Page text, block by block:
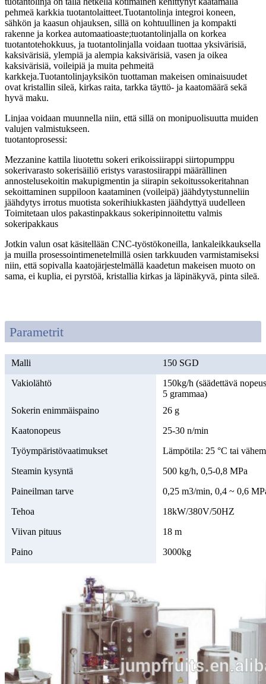
pehmeä karkkia tuotantolaitteet.Tuotantolinja integroi koneen,
sähkön ja kaasun ohjauksen, sillä on kohtuullinen ja kompakti
rakenne ja korkea automaatioaste;tuotantolinjalla on korkea
tuotantotehokkuus, ja tuotantolinjalla voidaan tuottaa yksivärisiä,
kaksivärisiä, ylempiä ja alempia kaksivärisiä, vasen ja oikea
kaksivärisiä, voileipiä ja muita pehmeitä
karkkeja.Tuotantolinjayksikön tuottaman makeisen ominaisuudet
ovat kristallin sileä, kirkas raita, tarkka täyttö- ja kaatomäärä sekä
hyvä maku.
Linjaa voidaan muunnella niin, että sillä on monipuolisuutta muiden
valujen valmistukseen.
tuotantoprosessi:
Mezzanine kattila liuotettu sokeri erikoissiirappi siirtopumppu
sokerivarasto sokerisäiliö eristys varastosiirappi määrällinen
annostelusekoitin makupigmentin ja siirapin sekoitussokeritahnan
sekoittaminen suppiloon kaataminen (voileipä) jäähdytystunneliin
jäähdytys irrotus muotista sokerihiukkasten jäähdyttyä uudelleen
Toimitetaan ulos pakastinpakkaus sokeripinnoitettu valmis
sokeripakkaus
Jotkin valun osat käsitellään CNC-työstökoneilla, lankaleikkauksella
ja muilla prosessointimenetelmillä osien tarkkuuden varmistamiseksi
niin, että sopivalla kaatojärjestelmällä kaadetun makeisen muoto on
sama, ei kuplia, ei pyrstöä, kristallia kirkas ja läpinäkyvä, pinta sileä.
Parametrit
Malli
150 SGD
Vakiolähtö
150kg/h (säädettävä
5 grammaa)
Sokerin enimmäispaino
26 g
Kaatonopeus
25-30 n/min
Työympäristövaatimukset
Lämpötila: 25 °C tai
Steamin kysyntä
500 kg/h, 0,5-0,8 MPa
Paineilman tarve
0,25 m3/min, 0,4 ~ 0,6
Tehoa
18kW/380V/50HZ
Viivan pituus
18 m
Paino
3000kg